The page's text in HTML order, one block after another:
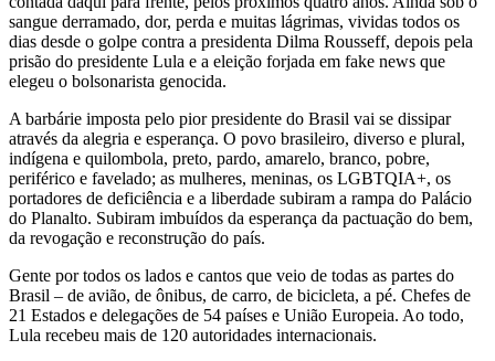
sangue derramado, dor, perda e muitas lágrimas, vividas todos os
dias desde o golpe contra a presidenta Dilma Rousseff, depois pela
prisão do presidente Lula e a eleição forjada em fake news que
elegeu o bolsonarista genocida.
A barbárie imposta pelo pior presidente do Brasil vai se dissipar
através da alegria e esperança. O povo brasileiro, diverso e plural,
indígena e quilombola, preto, pardo, amarelo, branco, pobre,
periférico e favelado; as mulheres, meninas, os LGBTQIA+, os
portadores de deficiência e a liberdade subiram a rampa do Palácio
do Planalto. Subiram imbuídos da esperança da pactuação do bem,
da revogação e reconstrução do país.
Gente por todos os lados e cantos que veio de todas as partes do
Brasil – de avião, de ônibus, de carro, de bicicleta, a pé. Chefes de
21 Estados e delegações de 54 países e União Europeia. Ao todo,
Lula recebeu mais de 120 autoridades internacionais.